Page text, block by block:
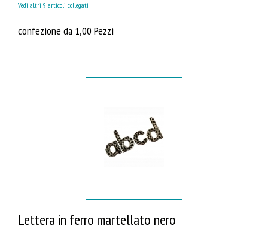
Vedi altri 9 articoli collegati
confezione da 1,00 Pezzi
Lettera in ferro martellato nero